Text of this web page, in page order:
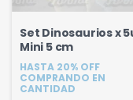
Set Dinosaurios x
Mini 5 cm
HASTA 20% OFF
COMPRANDO EN
CANTIDAD